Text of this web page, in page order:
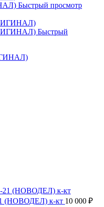
Быстрый просмотр
Быстрый
(НОВОДЕЛ) к-кт 10 000 ₽